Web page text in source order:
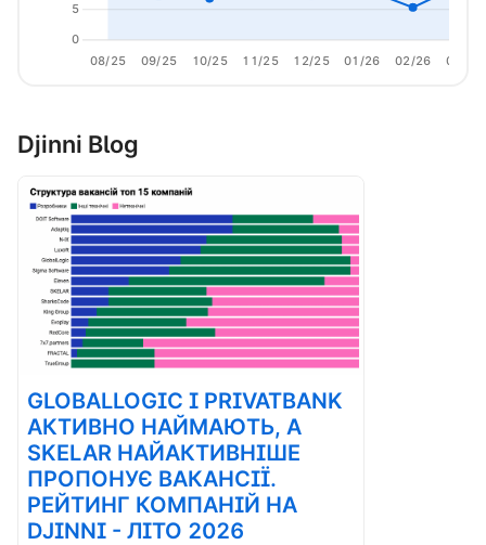
08/25 09/25 10/25 11/25 12/25 01/26 02/26 03/26
0
5
Djinni Blog
GLOBALLOGIC І PRIVATBANK
АКТИВНО НАЙМАЮТЬ, А
SKELAR НАЙАКТИВНІШЕ
ПРОПОНУЄ ВАКАНСІЇ.
РЕЙТИНГ КОМПАНІЙ НА
DJINNI - ЛІТО 2026